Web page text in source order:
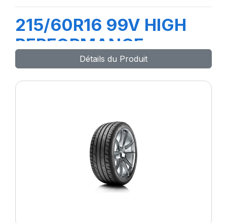
215/60R16 99V HIGH
PERFORMANCE
Détails du Produit